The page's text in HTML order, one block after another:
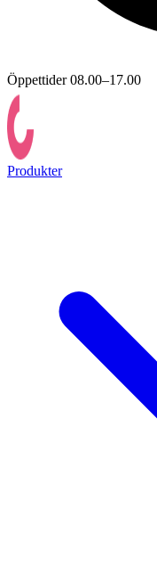
Öppettider 08.00–17.00
Produkter